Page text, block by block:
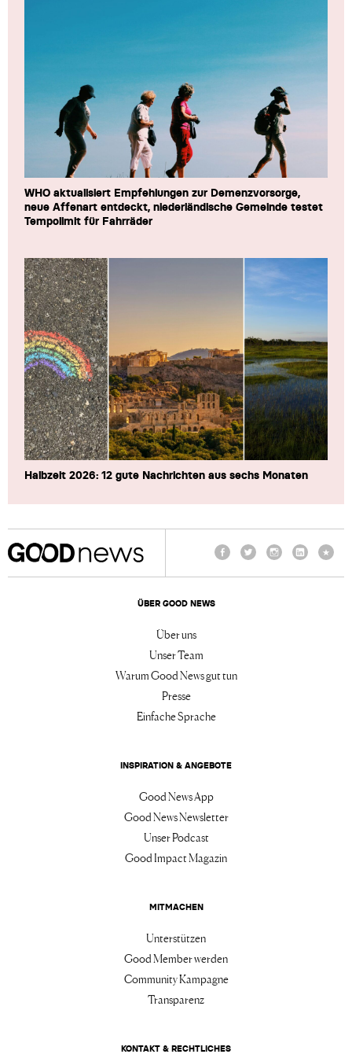
WHO aktualisiert Empfehlungen zur Demenzvorsorge,
neue Affenart entdeckt, niederländische Gemeinde testet
Tempolimit für Fahrräder
Halbzeit 2026: 12 gute Nachrichten aus sechs Monaten
ÜBER GOOD NEWS
Über uns
Unser Team
Warum Good News gut tun
Presse
Einfache Sprache
INSPIRATION & ANGEBOTE
Good News App
Good News Newsletter
Unser Podcast
Good Impact Magazin
MITMACHEN
Unterstützen
Good Member werden
Community Kampagne
Transparenz
KONTAKT & RECHTLICHES